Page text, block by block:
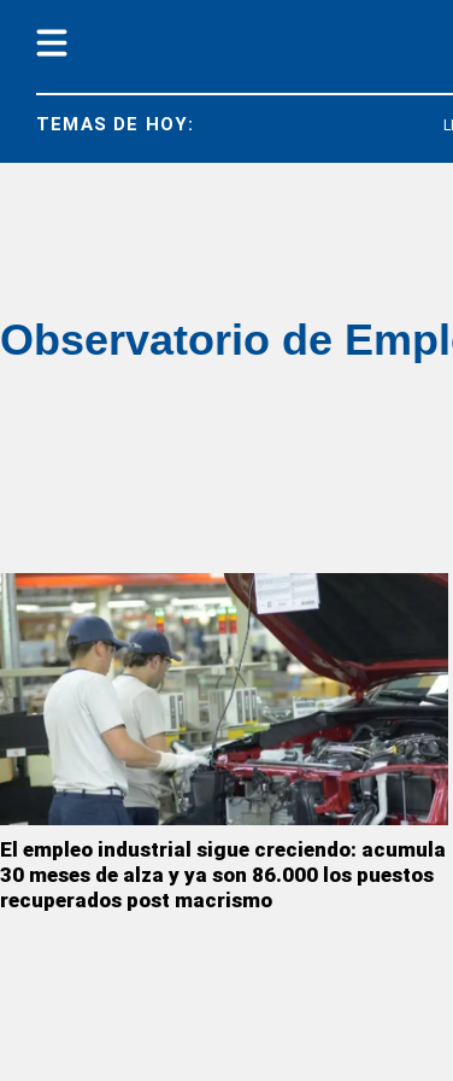
TEMAS DE HOY:
Observatorio de
El empleo industrial sigue creciendo: acumula
30 meses de alza y ya son 86.000 los puestos
recuperados post macrismo